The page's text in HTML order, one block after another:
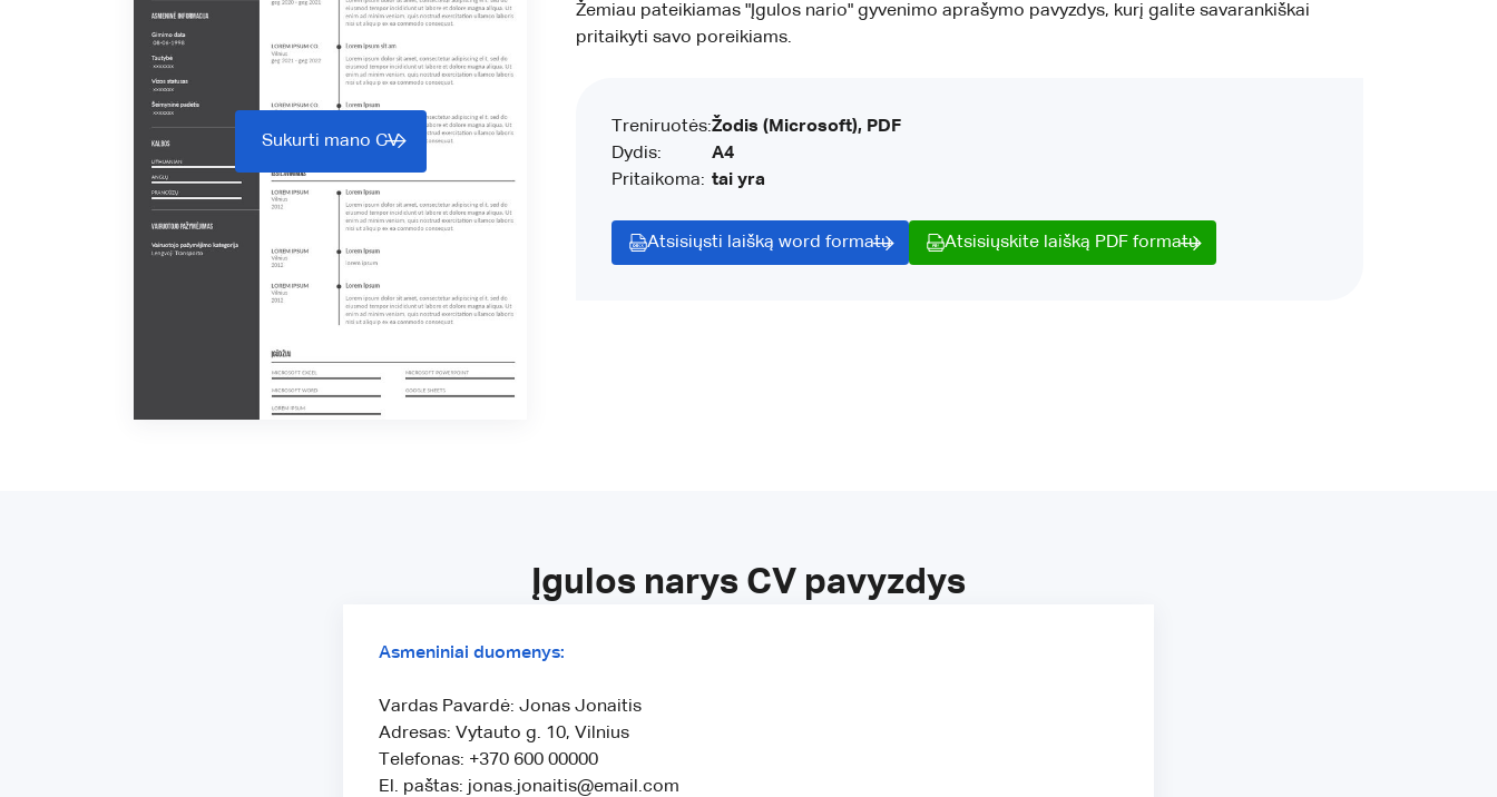
Sukurti mano CV
Žemiau pateikiamas "Įgulos nario" gyvenimo aprašymo pavyzdys, kurį galite savarankiškai
pritaikyti savo poreikiams.
Treniruotės:
Dydis:
Pritaikoma:
Žodis (Microsoft), PDF
A4
tai yra
Atsisiųsti laišką word formatu Atsisiųskite laišką PDF formatu
Įgulos narys CV pavyzdys
Asmeniniai duomenys:
Vardas Pavardė: Jonas Jonaitis
Adresas: Vytauto g. 10, Vilnius
Telefonas: +370 600 00000
El. paštas: jonas.jonaitis@email.com